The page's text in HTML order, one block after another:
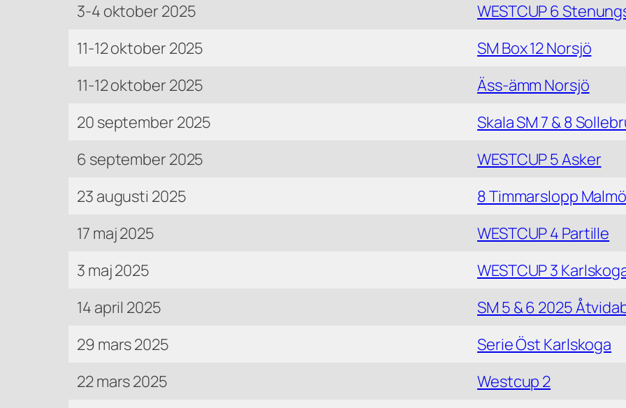
3-4 oktober 2025
WESTCUP 6
11-12 oktober 2025
SM Box 12 Norsjö
11-12 oktober 2025
Äss-ämm Norsjö
20 september 2025
Skala SM 7 & 8
6 september 2025
WESTCUP 5 Asker
23 augusti 2025
8 Timmarslopp Malmö
17 maj 2025
WESTCUP 4 Partille
3 maj 2025
WESTCUP 3
14 april 2025
SM 5 & 6 2025
29 mars 2025
Serie Öst Karlskoga
22 mars 2025
Westcup 2